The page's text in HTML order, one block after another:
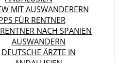
MIT AUSWANDERERN
FÜR RENTNER
NACH SPANIEN
AUSWANDERN
DEUTSCHE ÄRZTE IN